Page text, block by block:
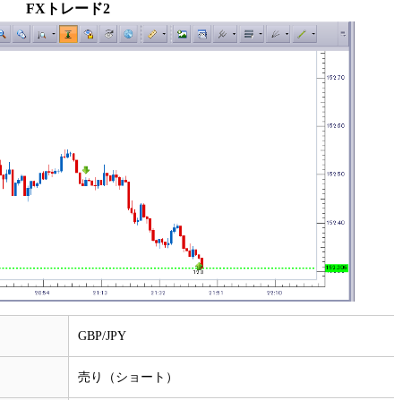
FXトレード2
GBP/JPY
売り（ショート）